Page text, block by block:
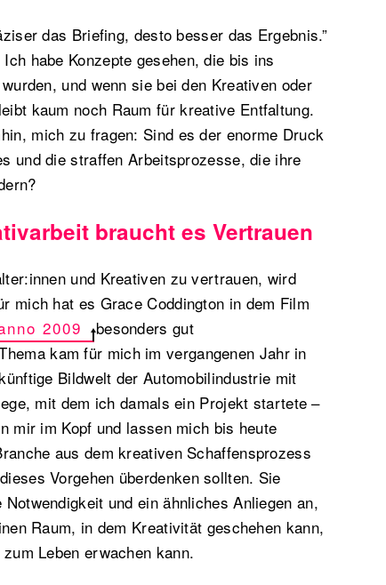
das Briefing, desto besser das Ergebnis.”
habe Konzepte gesehen, die bis ins
und wenn sie bei den Kreativen oder
kaum noch Raum für kreative Entfaltung.
mich zu fragen: Sind es der enorme Druck
und die straffen Arbeitsprozesse, die ihre
braucht es Vertrauen
und Kreativen zu vertrauen, wird
mich hat es Grace Coddington in dem Film
2009
besonders gut
kam für mich im vergangenen Jahr in
Bildwelt der Automobilindustrie mit
mit dem ich damals ein Projekt startete –
mir im Kopf und lassen mich bis heute
aus dem kreativen Schaffensprozess
Vorgehen überdenken sollten. Sie
und ein ähnliches Anliegen an,
Raum, in dem Kreativität geschehen kann,
Leben erwachen kann.